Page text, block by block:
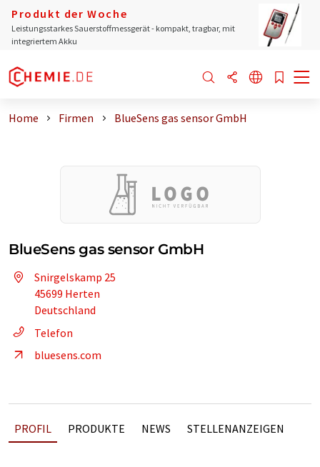
Produkt der Woche
Leistungsstarkes Sauerstoffmessgerät - kompakt, tragbar, mit
integriertem Akku
Home Firmen BlueSens gas sensor GmbH
BlueSens gas sensor GmbH
Snirgelskamp 25
45699 Herten
Deutschland
Telefon
bluesens.com
PROFIL PRODUKTE NEWS STELLENANZEIGEN